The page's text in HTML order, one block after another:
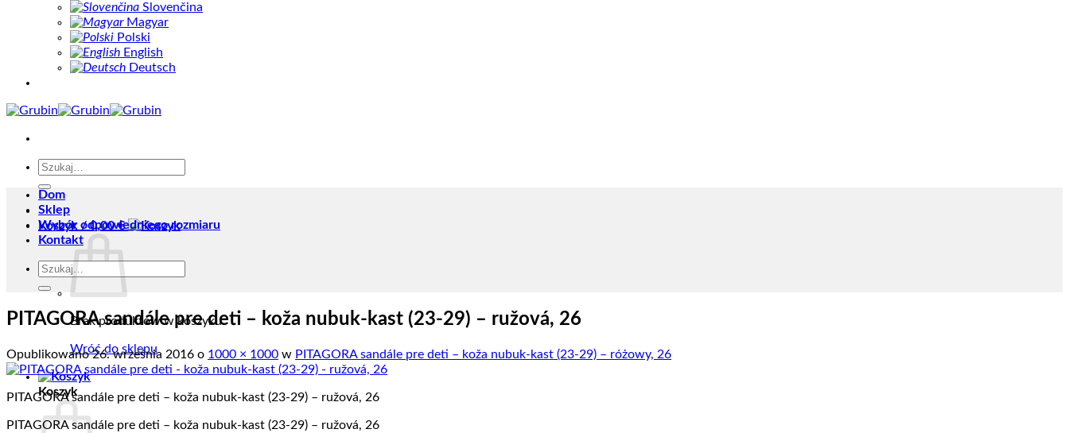
Slovenčina
Magyar
Polski
English
Deutsch
Szukaj:
Koszyk /0,00€
Brak produktów w koszyku.
Wróć do sklepu
Koszyk
Dom
Sklep
Wybór odpowiedniego rozmiaru
Kontakt
Szukaj:
PITAGORA sandále pre deti – koža nubuk-kast (23-29) – ružová, 26
Opublikowano26. września 2016 o 1000 × 1000 w PITAGORA sandále pre deti – koža nubuk-kast (23-29) – różowy, 26
PITAGORA sandále pre deti – koža nubuk-kast (23-29) – ružová, 26
PITAGORA sandále pre deti – koža nubuk-kast (23-29) – ružová, 26